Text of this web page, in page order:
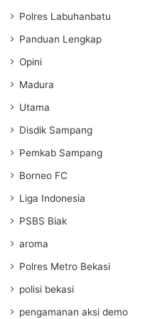
Polres Labuhanbatu
Panduan Lengkap
Opini
Madura
Utama
Disdik Sampang
Pemkab Sampang
Borneo FC
Liga Indonesia
PSBS Biak
aroma
Polres Metro Bekasi
polisi bekasi
pengamanan aksi demo